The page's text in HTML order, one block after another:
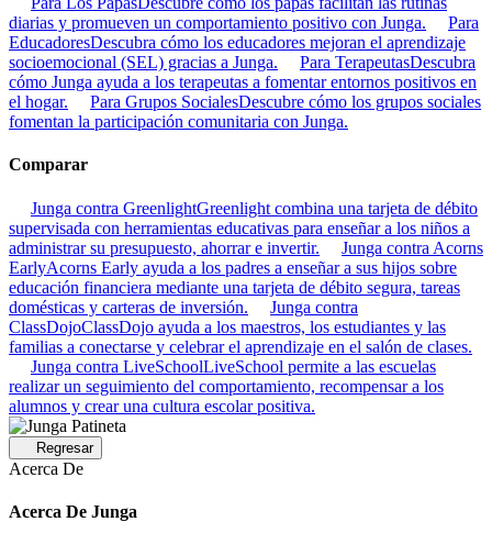
diarias y promueven un comportamiento positivo con Junga.
Para
EducadoresDescubra cómo los educadores mejoran el aprendizaje
socioemocional (SEL) gracias a Junga.
Para TerapeutasDescubra
cómo Junga ayuda a los terapeutas a fomentar entornos positivos en
el hogar.
Para Grupos SocialesDescubre cómo los grupos sociales
fomentan la participación comunitaria con Junga.
Comparar
Junga contra GreenlightGreenlight combina una tarjeta de débito
supervisada con herramientas educativas para enseñar a los niños a
administrar su presupuesto, ahorrar e invertir.
Junga contra Acorns
EarlyAcorns Early ayuda a los padres a enseñar a sus hijos sobre
educación financiera mediante una tarjeta de débito segura, tareas
domésticas y carteras de inversión.
Junga contra
ClassDojoClassDojo ayuda a los maestros, los estudiantes y las
familias a conectarse y celebrar el aprendizaje en el salón de clases.
Junga contra LiveSchoolLiveSchool permite a las escuelas
realizar un seguimiento del comportamiento, recompensar a los
alumnos y crear una cultura escolar positiva.
Regresar
Acerca De
Acerca De Junga